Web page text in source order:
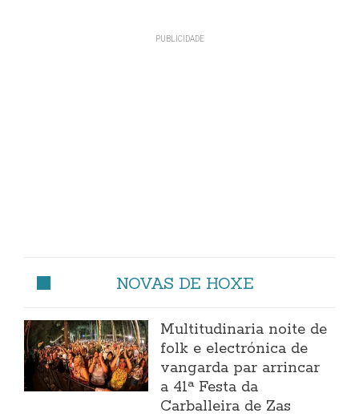
NOVAS DE HOXE
Multitudinaria noite de
folk e electrónica de
vangarda par arrincar
a 41ª Festa da
Carballeira de Zas